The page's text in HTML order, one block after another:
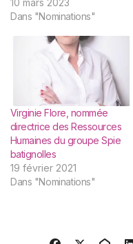
renforcer le développement
culture interne de
l’entreprise. New-York, le 9
février 2023 - Orbiss,
cabinet d’expertise
comptable spécialisé dans
l’implantation et la
croissance des
entreprises…
Dans "Nominations"
Virginie Flore, nommée
directrice des Ressources
Humaines du groupe Spie
batignolles
19 février 2021
Dans "Nominations"